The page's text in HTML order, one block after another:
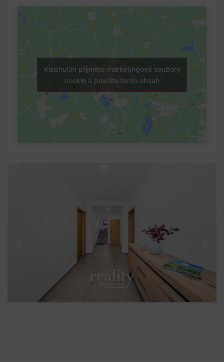
Klepnutím přijměte marketingové soubory
cookie a povolte tento obsah